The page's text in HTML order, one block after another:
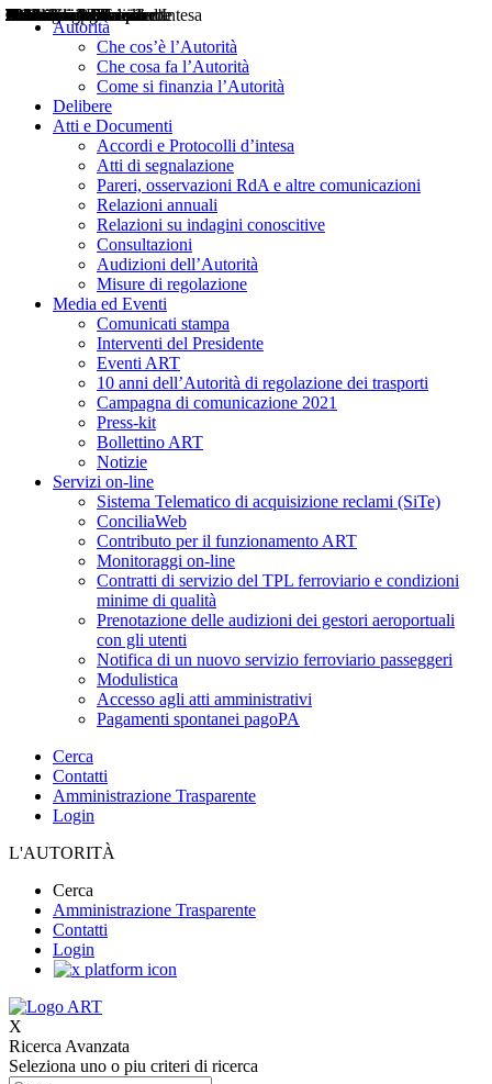
Autorità
Che cos’è l’Autorità
Che cosa fa l’Autorità
Come si finanzia l’Autorità
Delibere
Atti e Documenti
Accordi e Protocolli d’intesa
Atti di segnalazione
Pareri, osservazioni RdA e altre comunicazioni
Relazioni annuali
Relazioni su indagini conoscitive
Consultazioni
Audizioni dell’Autorità
Misure di regolazione
Media ed Eventi
Comunicati stampa
Interventi del Presidente
Eventi ART
10 anni dell’Autorità di regolazione dei trasporti
Campagna di comunicazione 2021
Press-kit
Bollettino ART
Notizie
Servizi on-line
Sistema Telematico di acquisizione reclami (SiTe)
ConciliaWeb
Contributo per il funzionamento ART
Monitoraggi on-line
Contratti di servizio del TPL ferroviario e condizioni
minime di qualità
Prenotazione delle audizioni dei gestori aeroportuali
con gli utenti
Notifica di un nuovo servizio ferroviario passeggeri
Modulistica
Accesso agli atti amministrativi
Pagamenti spontanei pagoPA
Cerca
Contatti
Amministrazione Trasparente
Login
L'AUTORITÀ
Cerca
Amministrazione Trasparente
Contatti
Login
X
Ricerca Avanzata
Seleziona uno o piu criteri di ricerca
Delibere
Pareri
Consultazioni
Audizioni
Atti di Segnalazione
Accordi e Protocolli d'Intesa
Relazioni annuali
Misure di regolazione
Notizie
Comunicati Stampa
Bollettini ART
Convegni ART
Interviste del Presidente
Articoli in primo piano
Interventi del Presidente
2004
2005
2010
2013
2014
2015
2016
2017
2018
2019
202
2020
2021
2022
2023
2024
2025
2026
Aereo
Marittimo
Terrestre